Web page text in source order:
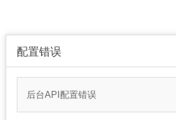
配置错误
后台API配置错误